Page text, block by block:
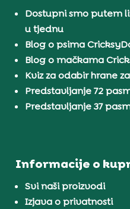
Dostupni smo putem
u tjednu
Blog o psima
Blog o mačkama
Kviz za odabir hrane
Predstavljanje 72
Predstavljanje 37
Informacije o
Svi naši proizvodi
Izjava o privatnosti